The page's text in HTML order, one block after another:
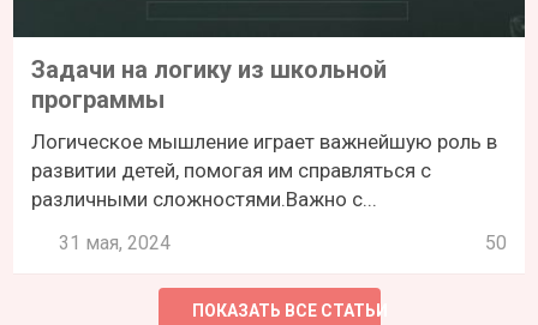
Задачи на логику из школьной
программы
Логическое мышление играет важнейшую роль в
развитии детей, помогая им справляться с
различными сложностями.Важно с...
31 мая, 2024 50
ПОКАЗАТЬ ВСЕ СТАТЬИ